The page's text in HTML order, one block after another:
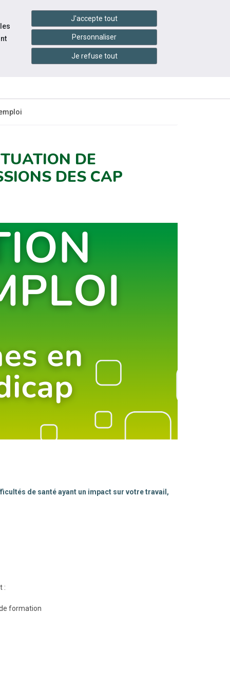
handshake Services en ligne
INFOS
PRATIQUES
NOUS
DE
DES CAP
de santé ayant un impact sur votre travail,
:
formation
J'accepte tout
Personnaliser
Je refuse tout